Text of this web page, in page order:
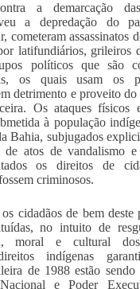
a demarcação
a depredação do
cometeram assassinatos
latifundiários, grileiros
políticos que são
os quais usam os
detrimento e proveito do
Os ataques físicos
à população
Bahia, subjugados
atos de vandalismo e
os direitos de
criminosos.
cidadãos de bem deste
no intuito de
moral e cultural
indígenas
de 1988 estão sendo
e Poder